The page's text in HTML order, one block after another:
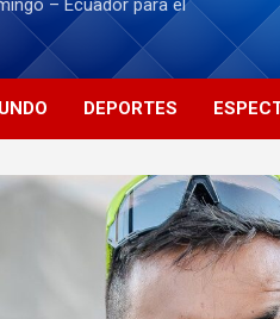
– Ecuador para el
DEPORTES